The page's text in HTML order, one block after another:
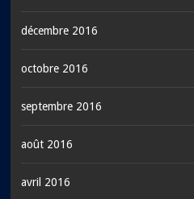
décembre 2016
octobre 2016
septembre 2016
août 2016
avril 2016